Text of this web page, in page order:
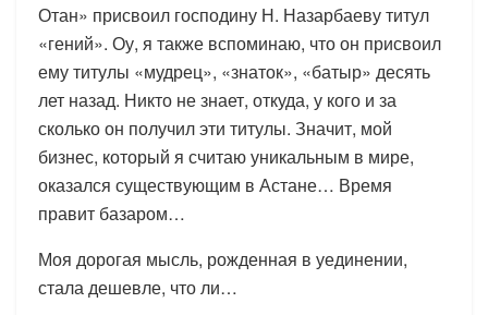
Отан» присвоил господину Н. Назарбаеву титул
«гений». Оу, я также вспоминаю, что он присвоил
ему титулы «мудрец», «знаток», «батыр» десять
лет назад. Никто не знает, откуда, у кого и за
сколько он получил эти титулы. Значит, мой
бизнес, который я считаю уникальным в мире,
оказался существующим в Астане… Время
правит базаром…
Моя дорогая мысль, рожденная в уединении,
стала дешевле, что ли…